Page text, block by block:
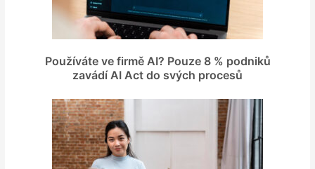
Používáte ve firmě AI? Pouze 8 % podniků
zavádí AI Act do svých procesů